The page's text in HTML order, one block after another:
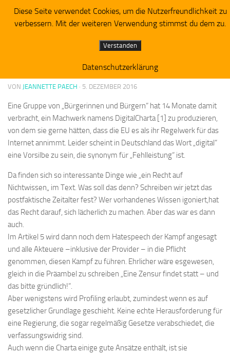
Zum Inhalt springen
Piratenpartei RV Westbrandenburg
Digital Charter-Stimmung
VON JEANNETTE PAECH · 5. DEZEMBER 2016
Eine Gruppe von „Bürgerinnen und Bürgern“ hat 14 Monate damit
verbracht, ein Machwerk namens DigitalCharta [1] zu produzieren,
von dem sie gerne hätten, dass die EU es als ihr Regelwerk für das
Internet annimmt. Leider scheint in Deutschland das Wort „digital“
eine Vorsilbe zu sein, die synonym für „Fehlleistung“ ist.
Da finden sich so interessante Dinge wie „ein Recht auf
Nichtwissen„ im Text. Was soll das denn? Schreiben wir jetzt das
postfaktische Zeitalter fest? Wer vorhandenes Wissen igoniert,hat
das Recht darauf, sich lächerlich zu machen. Aber das war es dann
auch.
Im Artikel 5 wird dann noch dem Hatespeech der Kampf angesagt
und alle Akteuere –inklusive der Provider – in die Pflicht
genommen, diesen Kampf zu führen. Ehrlicher wäre esgewesen,
gleich in die Präambel zu schreiben „Eine Zensur findet statt – und
das bitte gründlich!“.
Aber wenigstens wird Profiling erlaubt, zumindest wenn es auf
gesetzlicher Grundlage geschieht. Keine echte Herausforderung für
eine Regierung, die sogar regelmäßig Gesetze verabschiedet, die
verfassungswidrig sind.
Auch wenn die Charta einige gute Ansätze enthält, ist sie
Diese Seite verwendet Cookies, um die Nutzerfreundlichkeit zu
verbessern. Mit der weiteren Verwendung stimmst du dem zu.
Verstanden
Datenschutzerklärung